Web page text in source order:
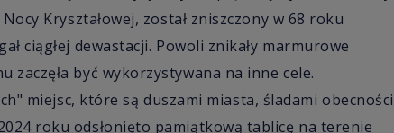
Kryształowej, został zniszczony w 68 roku
ciągłej dewastacji. Powoli znikały marmurowe
zaczęła być wykorzystywana na inne cele.
miejsc, które są duszami miasta, śladami obecności
roku odsłonięto pamiątkową tablicę na terenie